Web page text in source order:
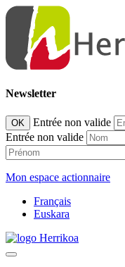
Newsletter
OK
Entrée non valide
Entrée non valide
Mon espace actionnaire
Français
Euskara